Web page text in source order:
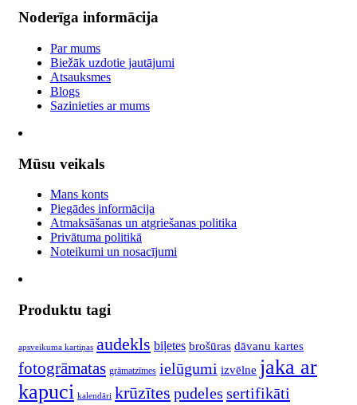
Noderīga informācija
Par mums
Biežāk uzdotie jautājumi
Atsauksmes
Blogs
Sazinieties ar mums
Mūsu veikals
Mans konts
Piegādes informācija
Atmaksāšanas un atgriešanas politika
Privātuma politikā
Noteikumi un nosacījumi
Produktu tagi
apsveikuma kartiņas audekls biļetes brošūras dāvanu kartes
fotogrāmatas grāmatzīmes ielūgumi izvēlne jaka ar
kapuci kalendāri krūzītes pudeles sertifikāti